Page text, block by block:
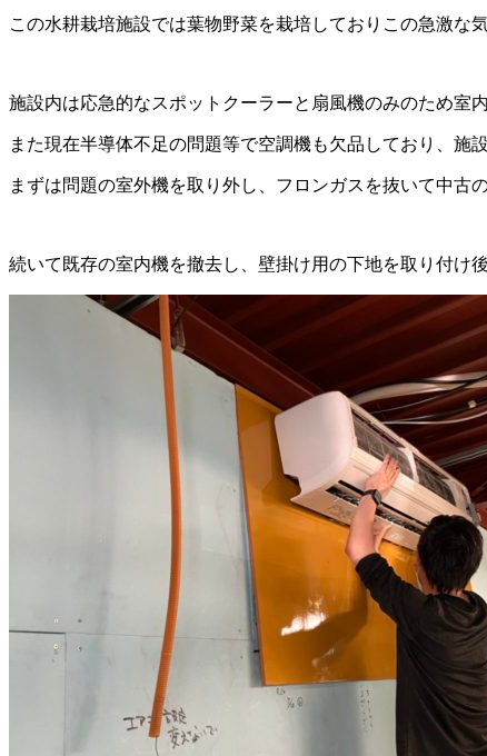
この水耕栽培施設では葉物野菜を栽培しておりこの急激な
施設内は応急的なスポットクーラーと扇風機のみのため室
また現在半導体不足の問題等で空調機も欠品しており、施
まずは問題の室外機を取り外し、フロンガスを抜いて中古
続いて既存の室内機を撤去し、壁掛け用の下地を取り付け